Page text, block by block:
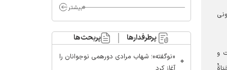
و
محسن چاوشی چه
مراقب ماست/ مردم
دهن تفرقه افکنان بزنند
بیشتر
پرطرفدارها پربحث‌ها
«نوگفته»؛ شهاب مرادی دورهمی نوجوانان را